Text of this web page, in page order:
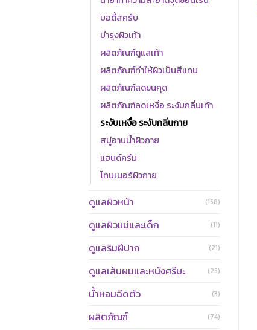
บอดี้สครับ
บำรุงผิวเท้า
ผลิตภัณฑ์ดูแลเท้า
ผลิตภัณฑ์ทำให้ผิวเป็นสีแทน
ผลิตภัณฑ์ลดขนคุด
ผลิตภัณฑ์ลดเหงื่อ ระงับกลิ่นเท้า
ระงับเหงื่อ ระงับกลิ่นกาย
สบู่อาบน้ำผิวกาย
แฮนด์ครีม
โทนเนอร์ผิวกาย
ดูแลผิวหน้า (158)
ดูแลผิวแม่และเด็ก (11)
ดูแลริมฝีปาก (21)
ดูแลเส้นผมและหนังศรีษะ (25)
น้ำหอมฉีดตัว (3)
ผลิตภัณฑ์ (74)